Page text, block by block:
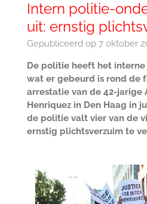
Intern politie-
uit: ernstig
Gepubliceerd op 7 oktober
De politie heeft het
wat er gebeurd is rond de
arrestatie van de 42-jarige
Henriquez in Den Haag in
de politie valt vier van de
ernstig plichtsverzuim te